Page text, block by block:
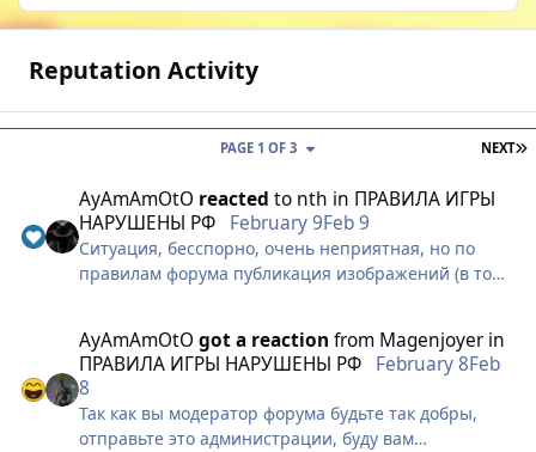
Reputation Activity
NEXT
PAGE 1 OF 3
AyAmAmOtO reacted to nth in ПРАВИЛА ИГРЫ
НАРУШЕНЫ РФ
February 9Feb 9
Ситуация, бесспорно, очень неприятная, но по
правилам форума публикация изображений (в том
Рекомендую вам отправить весь собранный
материал в техподдержку, там нарушителю
выпишут блокировку.
AyAmAmOtO got a reaction from Magenjoyer in
ПРАВИЛА ИГРЫ НАРУШЕНЫ РФ
February 8Feb
8
Так как вы модератор форума будьте так добры,
отправьте это администрации, буду вам